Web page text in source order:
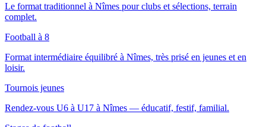
Le format traditionnel à Nîmes pour clubs et sélections, terrain
complet.
Football à 8
Format intermédiaire équilibré à Nîmes, très prisé en jeunes et en
loisir.
Tournois jeunes
Rendez-vous U6 à U17 à Nîmes — éducatif, festif, familial.